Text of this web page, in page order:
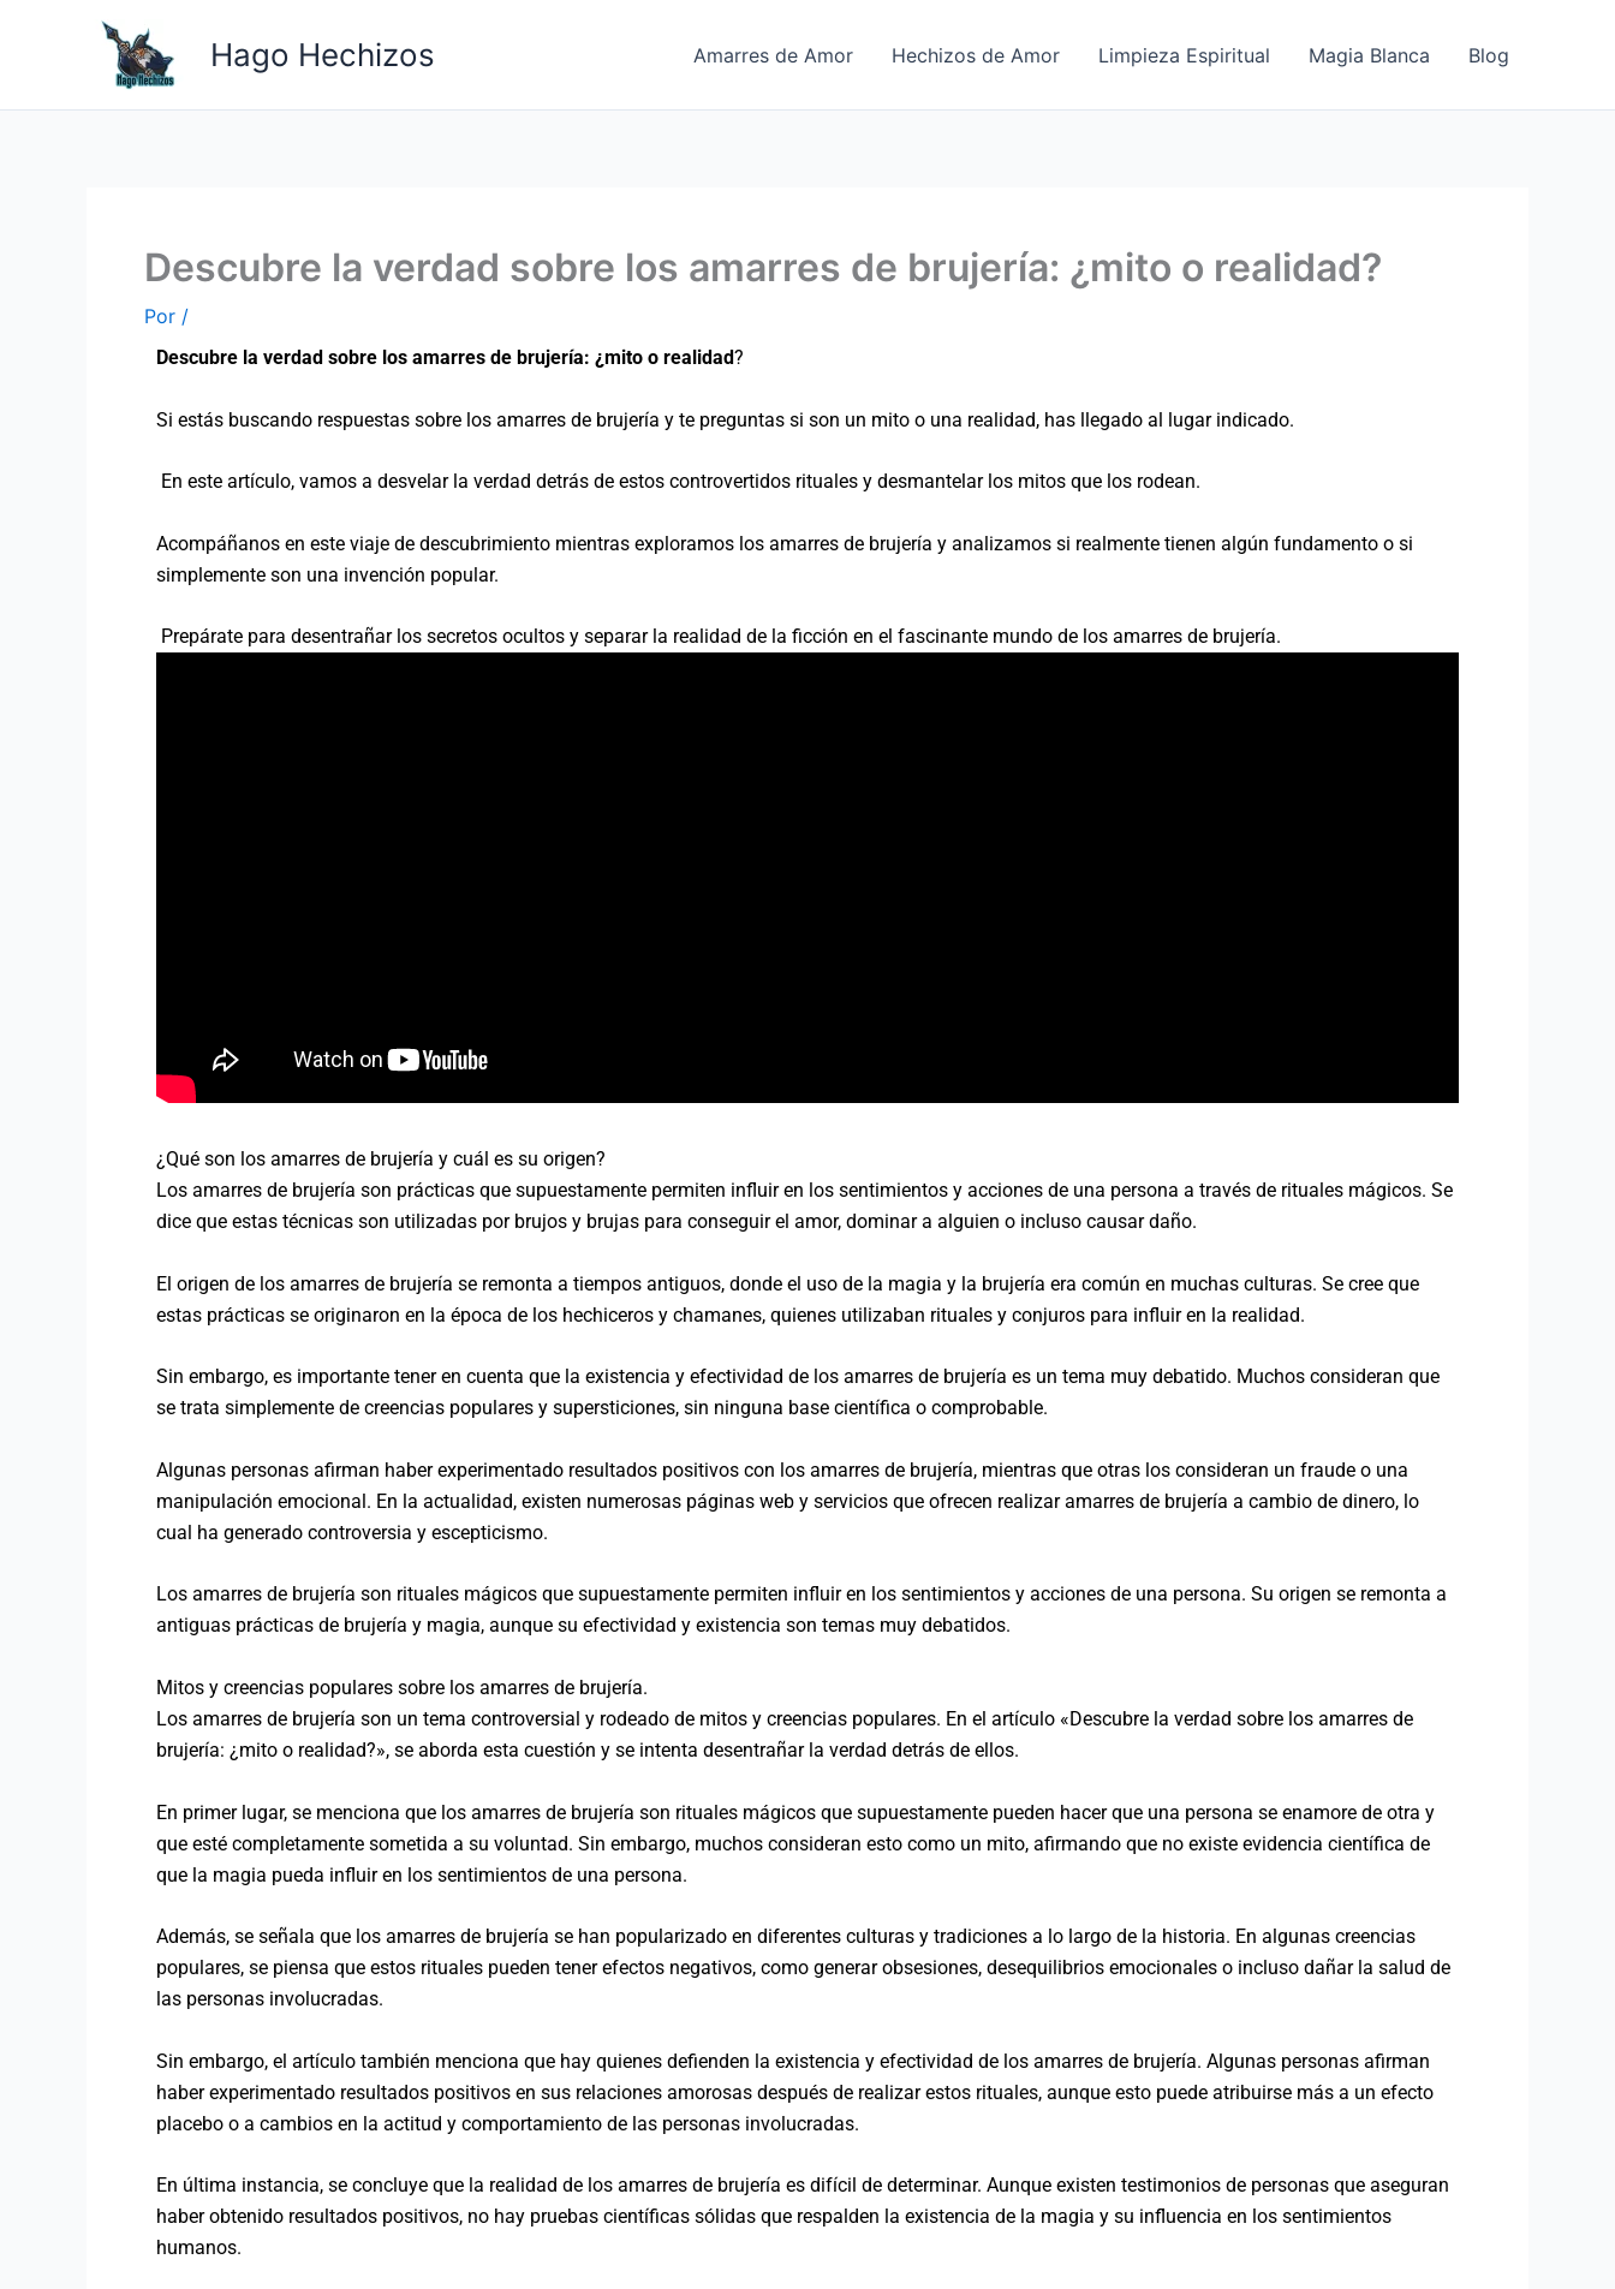
Hago Hechizos Amarres de Amor Hechizos de Amor Limpieza Espiritual Magia Blanca Blog
Descubre la verdad sobre los amarres de brujería: ¿mito o realidad?
Por /
Descubre la verdad sobre los amarres de brujería: ¿mito o realidad?
Si estás buscando respuestas sobre los amarres de brujería y te preguntas si son un mito o una realidad, has llegado al lugar indicado.
En este artículo, vamos a desvelar la verdad detrás de estos controvertidos rituales y desmantelar los mitos que los rodean.
Acompáñanos en este viaje de descubrimiento mientras exploramos los amarres de brujería y analizamos si realmente tienen algún fundamento o si
simplemente son una invención popular.
Prepárate para desentrañar los secretos ocultos y separar la realidad de la ficción en el fascinante mundo de los amarres de brujería.
¿Qué son los amarres de brujería y cuál es su origen?
Los amarres de brujería son prácticas que supuestamente permiten influir en los sentimientos y acciones de una persona a través de rituales mágicos. Se
dice que estas técnicas son utilizadas por brujos y brujas para conseguir el amor, dominar a alguien o incluso causar daño.
El origen de los amarres de brujería se remonta a tiempos antiguos, donde el uso de la magia y la brujería era común en muchas culturas. Se cree que
estas prácticas se originaron en la época de los hechiceros y chamanes, quienes utilizaban rituales y conjuros para influir en la realidad.
Sin embargo, es importante tener en cuenta que la existencia y efectividad de los amarres de brujería es un tema muy debatido. Muchos consideran que
se trata simplemente de creencias populares y supersticiones, sin ninguna base científica o comprobable.
Algunas personas afirman haber experimentado resultados positivos con los amarres de brujería, mientras que otras los consideran un fraude o una
manipulación emocional. En la actualidad, existen numerosas páginas web y servicios que ofrecen realizar amarres de brujería a cambio de dinero, lo
cual ha generado controversia y escepticismo.
Los amarres de brujería son rituales mágicos que supuestamente permiten influir en los sentimientos y acciones de una persona. Su origen se remonta a
antiguas prácticas de brujería y magia, aunque su efectividad y existencia son temas muy debatidos.
Mitos y creencias populares sobre los amarres de brujería.
Los amarres de brujería son un tema controversial y rodeado de mitos y creencias populares. En el artículo «Descubre la verdad sobre los amarres de
brujería: ¿mito o realidad?», se aborda esta cuestión y se intenta desentrañar la verdad detrás de ellos.
En primer lugar, se menciona que los amarres de brujería son rituales mágicos que supuestamente pueden hacer que una persona se enamore de otra y
que esté completamente sometida a su voluntad. Sin embargo, muchos consideran esto como un mito, afirmando que no existe evidencia científica de
que la magia pueda influir en los sentimientos de una persona.
Además, se señala que los amarres de brujería se han popularizado en diferentes culturas y tradiciones a lo largo de la historia. En algunas creencias
populares, se piensa que estos rituales pueden tener efectos negativos, como generar obsesiones, desequilibrios emocionales o incluso dañar la salud de
las personas involucradas.
Sin embargo, el artículo también menciona que hay quienes defienden la existencia y efectividad de los amarres de brujería. Algunas personas afirman
haber experimentado resultados positivos en sus relaciones amorosas después de realizar estos rituales, aunque esto puede atribuirse más a un efecto
placebo o a cambios en la actitud y comportamiento de las personas involucradas.
En última instancia, se concluye que la realidad de los amarres de brujería es difícil de determinar. Aunque existen testimonios de personas que aseguran
haber obtenido resultados positivos, no hay pruebas científicas sólidas que respalden la existencia de la magia y su influencia en los sentimientos
humanos.